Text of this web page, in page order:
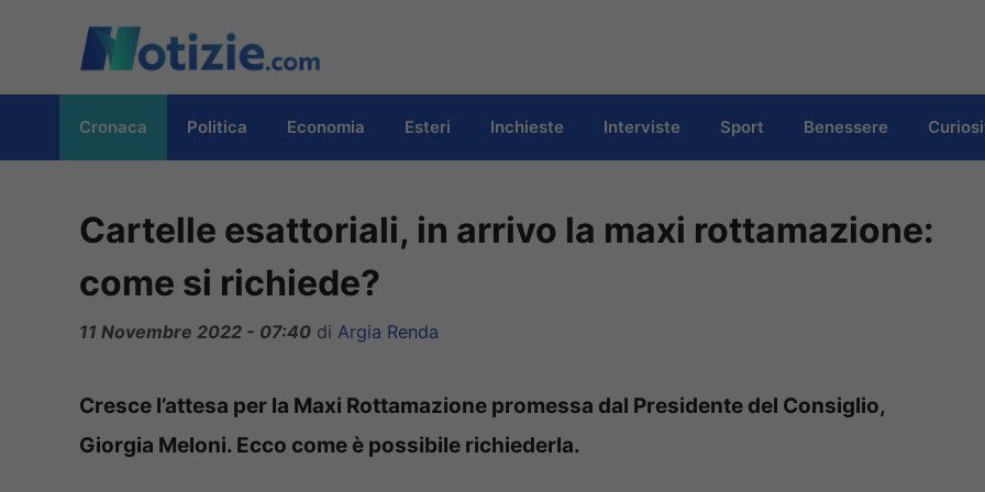
contenuto
Cronaca Politica Economia Esteri Inchieste Interviste Sport Benessere
Cartelle esattoriali, in arrivo la maxi rottamazione:
come si richiede?
11 Novembre 2022 - 07:40 di Argia Renda
Cresce l’attesa per la Maxi Rottamazione promessa dal Presidente del Consiglio,
Giorgia Meloni. Ecco come è possibile richiederla.